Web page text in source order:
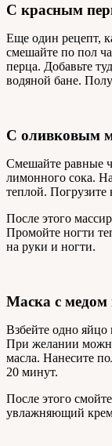
С красным
Еще один рецепт,
смешайте по пол
перца. Добавьте
водяной бане.
С оливковым
Смешайте равные
лимонного сока.
теплой. Погрузите
После этого
Промойте ногти
на руки и ногти.
Маска с медом
Взбейте одно
При желании
масла. Нанесите
20 минут.
После этого
увлажняющий